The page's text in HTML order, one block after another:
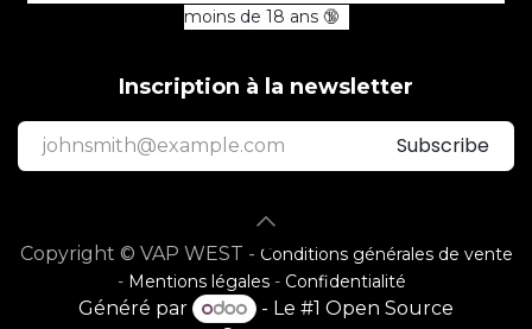
moins de 18 ans 🔞
Inscription à la newsletter
Subscribe
Copyright © VAP WEST - Conditions générales de vente
- Mentions légales- Confidentialité
Généré par - Le #1Open Source